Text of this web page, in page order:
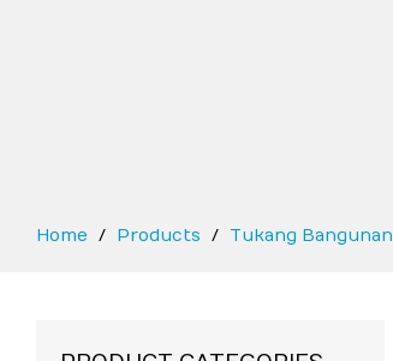
Home Products Tukang Bangunan